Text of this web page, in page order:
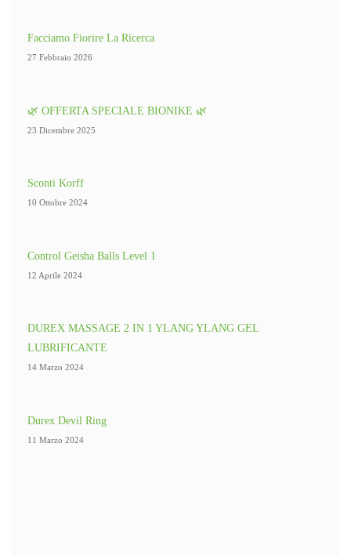
Facciamo Fiorire La Ricerca
27 Febbraio 2026
🌿 OFFERTA SPECIALE BIONIKE 🌿
23 Dicembre 2025
Sconti Korff
10 Ottobre 2024
Control Geisha Balls Level 1
12 Aprile 2024
DUREX MASSAGE 2 IN 1 YLANG YLANG GEL
LUBRIFICANTE
14 Marzo 2024
Durex Devil Ring
11 Marzo 2024